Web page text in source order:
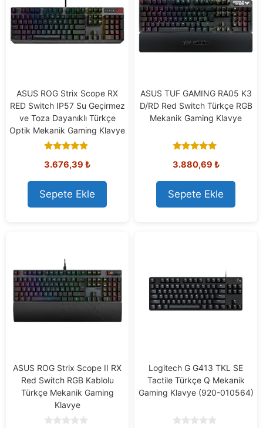
ASUS ROG Strix Scope RX
RED Switch IP57 Su Geçirmez
ve Toza Dayanıklı Türkçe
Optik Mekanik Gaming Klavye
out of 5
3.676,39 ₺
Sepete Ekle
ASUS TUF GAMING RA05 K3
D/RD Red Switch Türkçe RGB
Mekanik Gaming Klavye
out of 5
3.880,69 ₺
Sepete Ekle
ASUS ROG Strix Scope II RX
Red Switch RGB Kablolu
Türkçe Mekanik Gaming
Klavye
Logitech G G413 TKL SE
Tactile Türkçe Q Mekanik
Gaming Klavye (920-010564)